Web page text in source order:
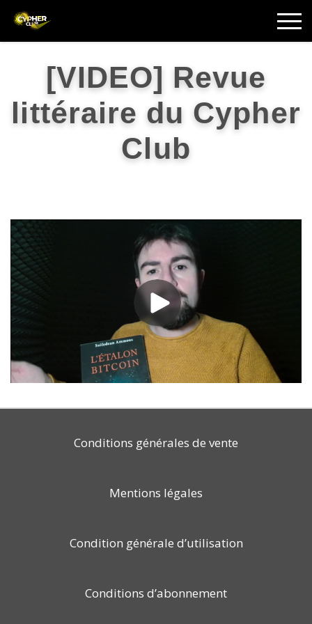
[VIDEO] Revue
littéraire du Cypher
Club
Conditions générales de vente
Mentions légales
Condition générale d’utilisation
Conditions d’abonnement